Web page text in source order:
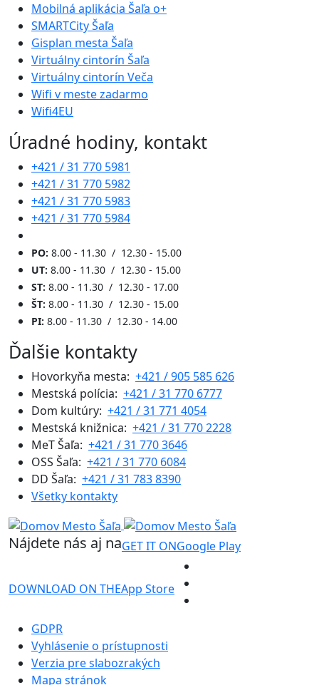
Mobilná aplikácia Šaľa o+
SMARTCity Šaľa
Gisplan mesta Šaľa
Virtuálny cintorín Šaľa
Virtuálny cintorín Veča
Wifi v meste zadarmo
Wifi4EU
Úradné hodiny, kontakt
+421 / 31 770 5981
+421 / 31 770 5982
+421 / 31 770 5983
+421 / 31 770 5984
PO: 8.00 - 11.30 / 12.30 - 15.00
UT: 8.00 - 11.30 / 12.30 - 15.00
ST: 8.00 - 11.30 / 12.30 - 17.00
ŠT: 8.00 - 11.30 / 12.30 - 15.00
PI: 8.00 - 11.30 / 12.30 - 14.00
Ďalšie kontakty
Hovorkyňa mesta: +421 / 905 585 626
Mestská polícia: +421 / 31 770 6777
Dom kultúry: +421 / 31 771 4054
Mestská knižnica: +421 / 31 770 2228
MeT Šaľa: +421 / 31 770 3646
OSS Šaľa: +421 / 31 770 6084
DD Šaľa: +421 / 31 783 8390
Všetky kontakty
Nájdete nás aj naGET IT ONGoogle Play
DOWNLOAD ON THEApp Store
GDPR
Vyhlásenie o prístupnosti
Verzia pre slabozrakých
Mapa stránok